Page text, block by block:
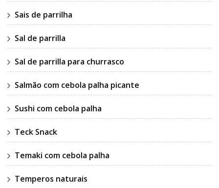
Sais de parrilha
Sal de parrilla
Sal de parrilla para churrasco
Salmão com cebola palha picante
Sushi com cebola palha
Teck Snack
Temaki com cebola palha
Temperos naturais